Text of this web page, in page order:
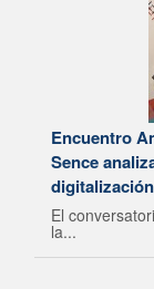
Encuentro
Sence
El
la...